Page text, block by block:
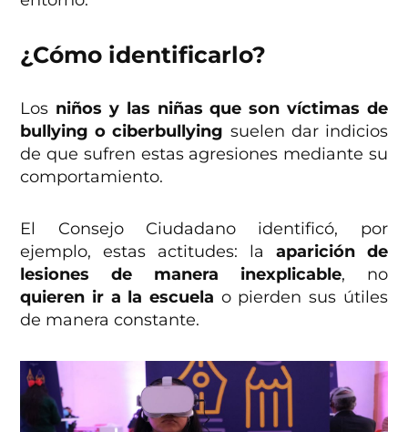
¿Cómo identificarlo?
Los niños y las niñas que son víctimas de
bullying o ciberbullying suelen dar indicios
de que sufren estas agresiones mediante su
comportamiento.
El Consejo Ciudadano identificó, por
ejemplo, estas actitudes: la aparición de
lesiones de manera inexplicable, no
quieren ir a la escuela o pierden sus útiles
de manera constante.